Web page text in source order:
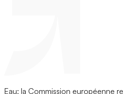
Eau: la Commission européenne